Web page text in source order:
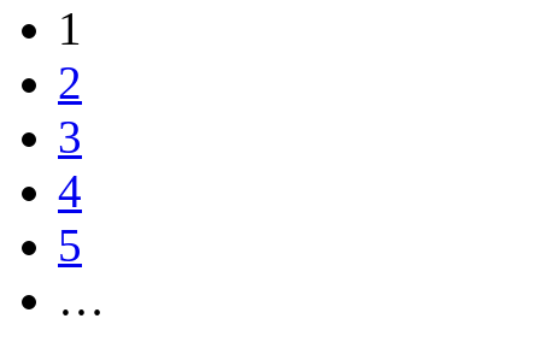
1
2
3
4
5
…